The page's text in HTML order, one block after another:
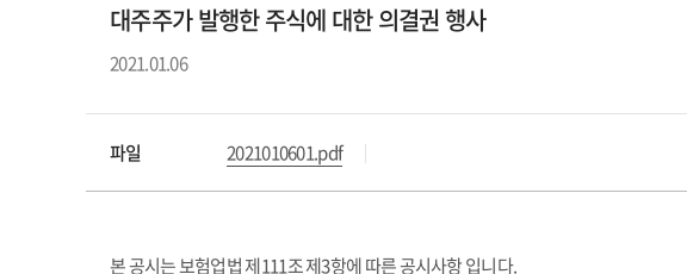
대주주가 발행한 주식에 대한 의결권 행사
2021.01.06
파일 2021010601.pdf
본 공시는 보험업법 제111조 제3항에 따른 공시사항 입니다.